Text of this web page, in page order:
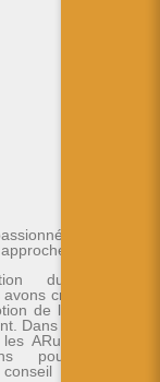
par les
du blog
créé avec
de la réalité
Dans le cadre
ARuseCamp
pour des
et de